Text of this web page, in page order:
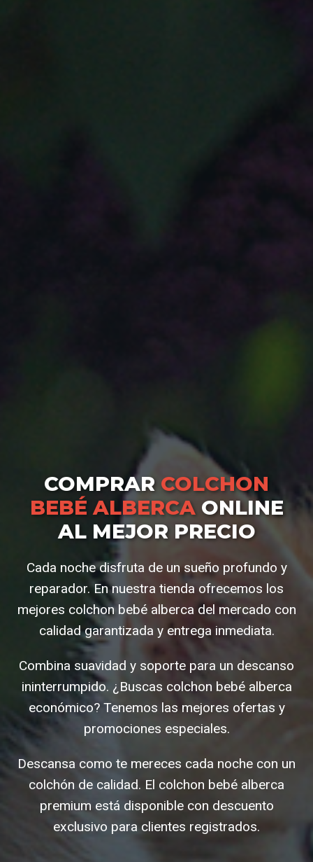
COMPRAR COLCHON
BEBÉ ALBERCAONLINE
AL MEJOR PRECIO
Cada noche disfruta de un sueño profundo y
reparador. En nuestra tienda ofrecemos los
mejores colchon bebé alberca del mercado con
calidad garantizada y entrega inmediata.
Combina suavidad y soporte para un descanso
ininterrumpido. ¿Buscas colchon bebé alberca
económico? Tenemos las mejores ofertas y
promociones especiales.
Descansa como te mereces cada noche con un
colchón de calidad. El colchon bebé alberca
premium está disponible con descuento
exclusivo para clientes registrados.